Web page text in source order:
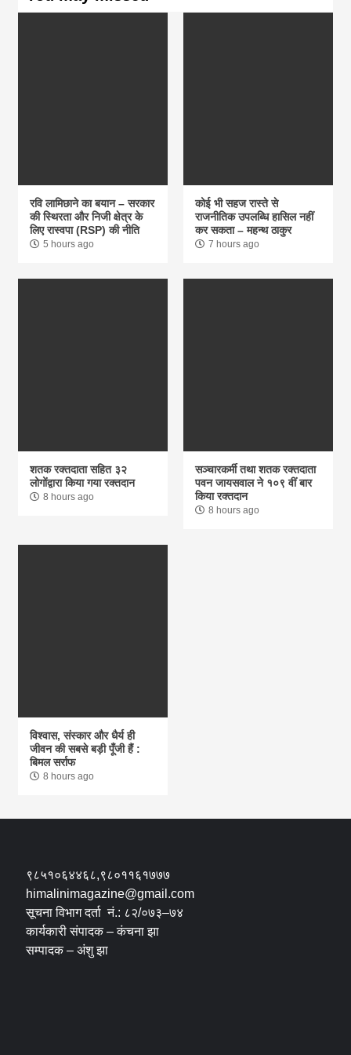
रवि लामिछाने का बयान – सरकार
की स्थिरता और निजी क्षेत्र के
लिए रास्वपा (RSP) की नीति
5 hours ago
कोई भी सहज रास्ते से
राजनीतिक उपलब्धि हासिल नहीं
कर सकता – महन्थ ठाकुर
7 hours ago
शतक रक्तदाता सहित ३२
लोगोंद्वारा किया गया रक्तदान
8 hours ago
सञ्चारकर्मी तथा शतक रक्तदाता
पवन जायसवाल ने १०९ वीं बार
किया रक्तदान
8 hours ago
विश्वास, संस्कार और धैर्य ही
जीवन की सबसे बड़ी पूँजी हैं :
बिमल सर्राफ
8 hours ago
९८५१०६४४६८,९८०११६१७७७
himalinimagazine@gmail.com
सूचना विभाग दर्ता नं.: ८२/०७३–७४
कार्यकारी संपादक – कंचना झा
सम्पादक – अंशु झा